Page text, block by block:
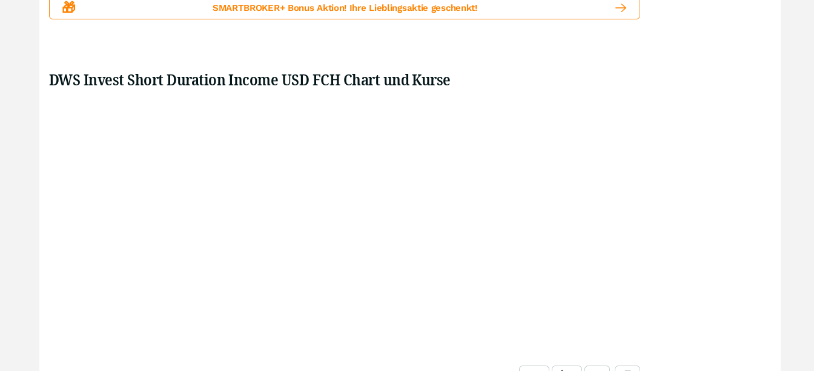
🎁 SMARTBROKER+ Bonus Aktion! Ihre Lieblingsaktie geschenkt!
DWS Invest Short Duration Income USD FCH Chart und Kurse